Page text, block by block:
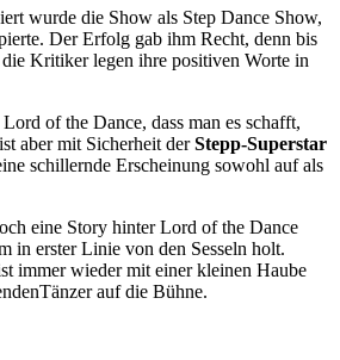
wurde die Show als Step Dance Show,
Der Erfolg gab ihm Recht, denn bis
Kritiker legen ihre positiven Worte in
of the Dance, dass man es schafft,
aber mit Sicherheit derStepp-Superstar
schillernde Erscheinung sowohl auf als
eine Story hinter Lord of the Dance
in erster Linie von den Sesseln holt.
immer wieder mit einer kleinen Haube
auf die Bühne.